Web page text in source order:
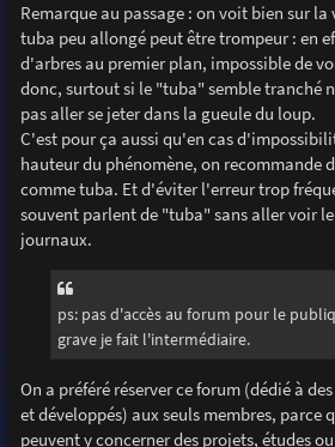
Remarque au passage : on voit bien sur
tuba peu allongé peut être trompeur : en
d'arbres au premier plan, impossible de
donc, surtout si le "tuba" semble tranché
pas aller se jeter dans la gueule du loup.
C'est pour ça aussi qu'en cas
hauteur du phénomène, on recommande
comme tuba. Et d'éviter l'erreur trop
souvent parlent de "tuba" sans aller voir
journaux.
ps: pas d'accès au forum pour le
grave je fait l'intermédiaire.
On a préféré réserver ce forum (dédié à
et développés) aux seuls membres, parce
peuvent y concerner des projets, études